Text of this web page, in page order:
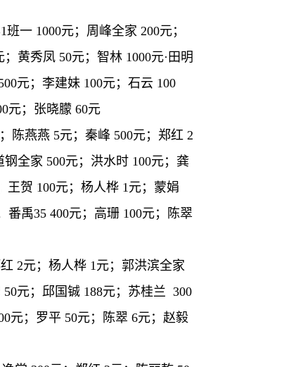
一 1000元；周峰全家 200元；
黄秀凤 50元；智林 1000元·田明
元；李建妹 100元；石云 100
元；张晓朦 60元
陈燕燕 5元；秦峰 500元；郑红 2
全家 500元；洪水时 100元；龚
王贺 100元；杨人桦 1元；蒙娟
番禹35 400元；高珊 100元；陈翠
2元；杨人桦 1元；郭洪滨全家
元；邱国铖 188元；苏桂兰 300
元；罗平 50元；陈翠 6元；赵毅